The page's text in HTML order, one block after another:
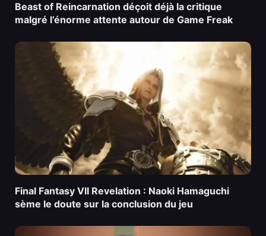
Beast of Reincarnation déçoit déjà la critique
malgré l’énorme attente autour de Game Freak
Final Fantasy VII Revelation : Naoki Hamaguchi
sème le doute sur la conclusion du jeu